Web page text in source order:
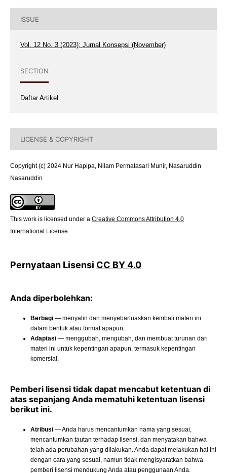
ISSUE
Vol. 12 No. 3 (2023): Jurnal Konsepsi (November)
SECTION
Daftar Artikel
LICENSE & COPYRIGHT
Copyright (c) 2024 Nur Hapipa, Nilam Permatasari Munir, Nasaruddin
Nasaruddin
This work is licensed under a Creative Commons Attribution 4.0
International License.
Pernyataan Lisensi CC BY 4.0
Anda diperbolehkan:
Berbagi— menyalin dan menyebarluaskan kembali materi ini
dalam bentuk atau format apapun;
Adaptasi— menggubah, mengubah, dan membuat turunan dari
materi ini untuk kepentingan apapun, termasuk kepentingan
komersial.
Pemberi lisensi tidak dapat mencabut ketentuan di
atas sepanjang Anda mematuhi ketentuan lisensi
berikut ini.
Atribusi— Anda harus mencantumkan nama yang sesuai,
mencantumkan tautan terhadap lisensi, dan menyatakan bahwa
telah ada perubahan yang dilakukan. Anda dapat melakukan hal ini
dengan cara yang sesuai, namun tidak mengisyaratkan bahwa
pemberi lisensi mendukung Anda atau penggunaan Anda.